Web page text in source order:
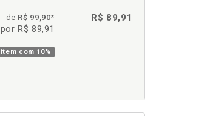
deR$ 99,90*
por R$ 89,91
item com 10%
R$ 89,91